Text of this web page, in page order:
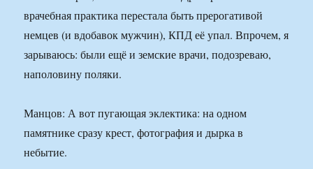
врачебная практика перестала быть прерогативой
немцев (и вдобавок мужчин), КПД её упал. Впрочем, я
зарываюсь: были ещё и земские врачи, подозреваю,
наполовину поляки.
Манцов: А вот пугающая эклектика: на одном
памятнике сразу крест, фотография и дырка в
небытие.